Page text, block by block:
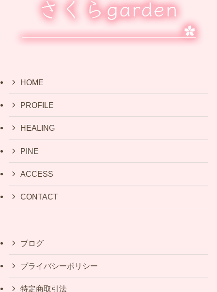
HOME
PROFILE
HEALING
PINE
ACCESS
CONTACT
ブログ
プライバシーポリシー
特定商取引法